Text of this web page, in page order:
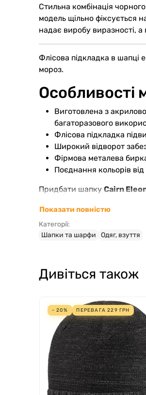
Стильна комбінація
модель щільно фіксується
надає виробу виразності, а
Флісова підкладка в шапці
мороз.
Особливості
Виготовлена з
багаторазового
Флісова підкладка
Широкий відворот
Фірмова металева
Поєднання кольорів
Придбати шапку Cairn
Показати повністю
Категорії:
Шапки та шарфи
Одяг, взуття
Дивіться також
- 20% ПЕРЕВАГА229 ГРН